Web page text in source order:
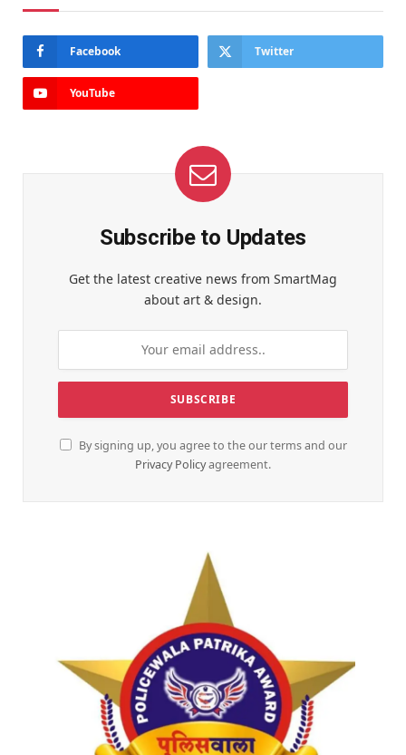
Facebook Twitter
YouTube
Subscribe to Updates
Get the latest creative news from SmartMag
about art & design.
By signing up, you agree to the our terms and our
Privacy Policyagreement.